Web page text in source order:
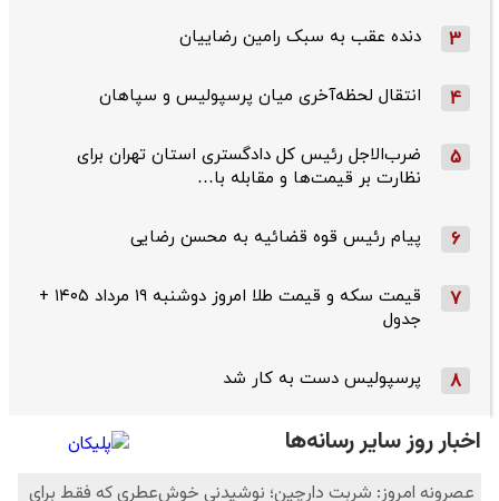
3 دنده عقب به سبک رامین رضاییان
4 انتقال لحظه‌آخری میان پرسپولیس و سپاهان
5
ضرب‌الاجل رئیس کل دادگستری استان تهران برای
نظارت بر قیمت‌ها و مقابله با…
6 پیام رئیس قوه قضائیه به محسن رضایی
7
قیمت سکه و قیمت طلا امروز دوشنبه ۱۹ مرداد ۱۴۰۵ +
جدول
8 پرسپولیس دست به کار شد